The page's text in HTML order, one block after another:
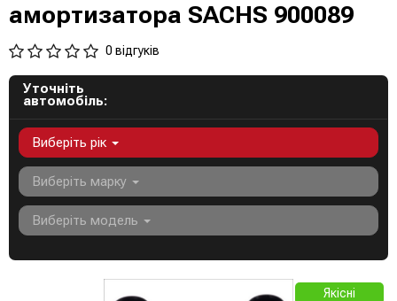
амортизатора SACHS 900089
0 відгуків
Уточніть
автомобіль:
Виберіть рік
Виберіть марку
Виберіть модель
Якісні